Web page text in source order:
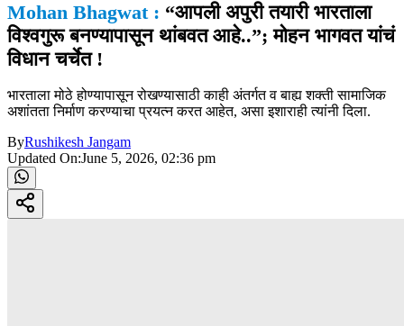
Mohan Bhagwat : “आपली अपुरी तयारी भारताला
विश्वगुरू बनण्यापासून थांबवत आहे..”; मोहन भागवत यांचं
विधान चर्चेत !
भारताला मोठे होण्यापासून रोखण्यासाठी काही अंतर्गत व बाह्य शक्ती सामाजिक
अशांतता निर्माण करण्याचा प्रयत्न करत आहेत, असा इशाराही त्यांनी दिला.
ByRushikesh Jangam
Updated On:June 5, 2026, 02:36 pm